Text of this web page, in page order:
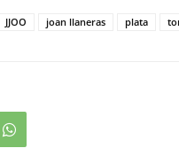
JJOO joan llaneras plata